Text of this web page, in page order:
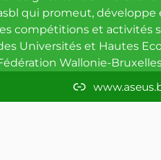
o
k
r
a
m
qui promeut, développe
compétitions et activités
Universités et Hautes
Wallonie-